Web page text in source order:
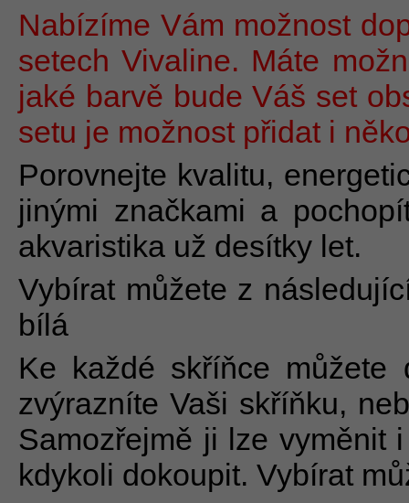
Nabízíme Vám možnost
setech Vivaline. Máte
jaké barvě bude Váš set
setu je možnost přidat i
Porovnejte kvalitu,
jinými značkami a
akvaristika už desítky let.
Vybírat můžete z
bílá
Ke každé skříňce můžete
zvýrazníte Vaši skříňku,
Samozřejmě ji lze vyměnit
kdykoli dokoupit. Vybírat